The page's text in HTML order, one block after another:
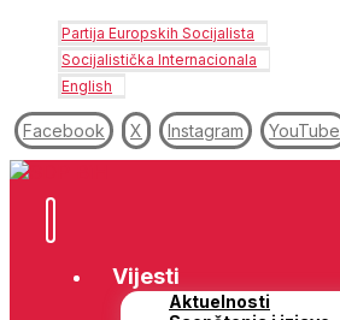
Partija Europskih Socijalista
Socijalistička Internacionala
English
Facebook X Instagram YouTube
Vijesti
Aktuelnosti